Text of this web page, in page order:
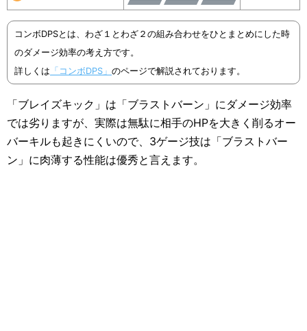
コンボDPSとは、わざ１とわざ２の組み合わせをひとまとめにした時
のダメージ効率の考え方です。
詳しくは 「コンボDPS」 のページで解説されております。
「ブレイズキック」は「ブラストバーン」にダメージ効率
では劣りますが、実際は無駄に相手のHPを大きく削るオー
バーキルも起きにくいので、3ゲージ技は「ブラストバー
ン」に肉薄する性能は優秀と言えます。